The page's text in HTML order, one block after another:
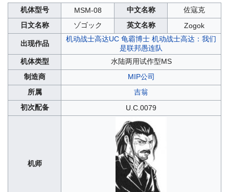
机体型号 MSM-08 中文名称
佐寇克
日文名称
ゾゴック 英文名称 Zogok
出现作品
机动战士高达UC 龟霸博士 机动战士高达：我们
是联邦愚连队
机体类型
水陆两用试作型MS
制造商
MIP公司
所属
吉翁
初次配备
U.C.0079
机师